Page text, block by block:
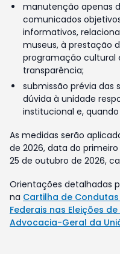
manutenção apenas
comunicados
informativos,
museus, à prestação
programação cultural
transparência;
submissão prévia das
dúvida à unidade
institucional e,
As medidas serão
de 2026, data do
25 de outubro de 2026,
Orientações detalhadas
na Cartilha de
Federais nas Eleições
Advocacia-Geral da